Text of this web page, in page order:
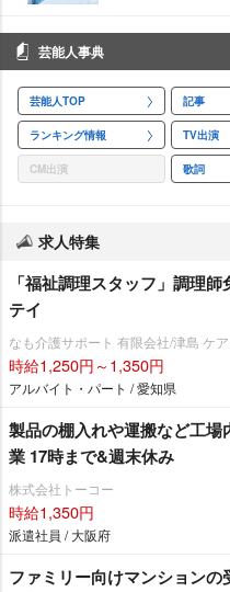
芸能人事典
芸能人TOP 記事
ランキング情報 TV出演
CM出演 歌詞
求人特集
「福祉調理スタッフ」調理
テイ
なも介護サポート 有限会社/津島 ケ
時給1,250円～1,350円
アルバイト・パート / 愛知県
製品の棚入れや運搬など工
業 17時まで&週末休み
株式会社トーコー
時給1,350円
派遣社員 / 大阪府
ファミリー向けマンション